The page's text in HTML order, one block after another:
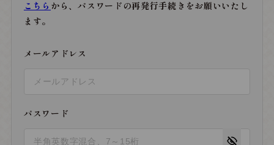
こちら から、パスワードの再発行手続きをお願いいたし
ます。
メールアドレス
パスワード